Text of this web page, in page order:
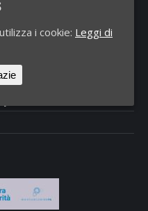
i cookie: Leggi di